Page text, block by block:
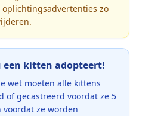
zo
een kitten adopteert!
wet moeten alle kittens
of gecastreerd voordat ze 5
ze worden